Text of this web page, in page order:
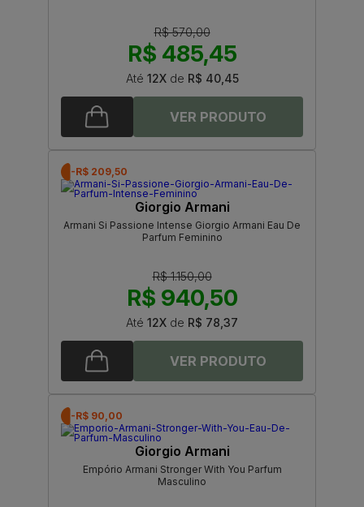
R$ 570,00
R$ 485,45
Até 12Xde R$ 40,45
-R$ 209,50
Giorgio Armani
Armani Si Passione Intense Giorgio Armani Eau De
Parfum Feminino
R$ 1.150,00
R$ 940,50
Até 12X de R$ 78,37
-R$ 90,00
Giorgio Armani
Empório Armani Stronger With You Parfum
Masculino